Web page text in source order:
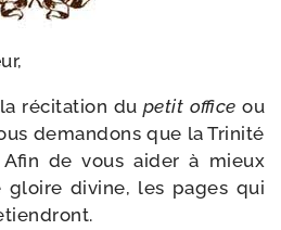
réci­ta­tion du petit office ou
deman­dons que la Trinité
de vous aider à mieux
gloire divine, les pages qui